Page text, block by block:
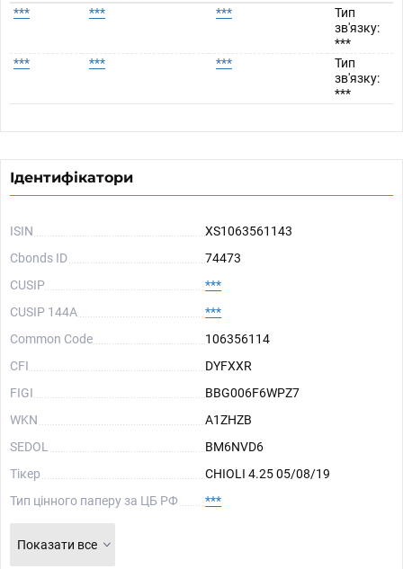
*** *** ***
Тип
зв'язку:
***
***
*** ***
Тип
зв'язку:
***
Ідентифікатори
ISIN
XS1063561143
Cbonds ID
74473
CUSIP
***
CUSIP 144A
***
Common Code
106356114
CFI
DYFXXR
FIGI
BBG006F6WPZ7
WKN
A1ZHZB
SEDOL
BM6NVD6
Тікер
CHIOLI 4.25 05/08/19
Тип цінного паперу за ЦБ РФ
***
Показати все